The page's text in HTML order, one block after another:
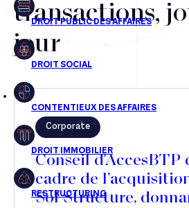
Droit public des affaires
Droit social
Droit immobilier
Restructuring
Article
transactions,
jour
Corporate
Conseil d'AccesBTP
cadre de
Sol Structure,